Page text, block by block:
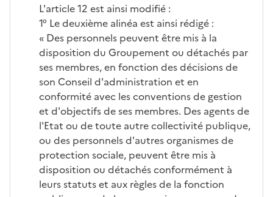
L'article 12 est ainsi modifié :
1° Le deuxième alinéa est ainsi rédigé :
« Des personnels peuvent être mis à la
disposition du Groupement ou détachés par
ses membres, en fonction des décisions de
son Conseil d'administration et en
conformité avec les conventions de gestion
et d'objectifs de ses membres. Des agents de
l'Etat ou de toute autre collectivité publique,
ou des personnels d'autres organismes de
protection sociale, peuvent être mis à
disposition ou détachés conformément à
leurs statuts et aux règles de la fonction